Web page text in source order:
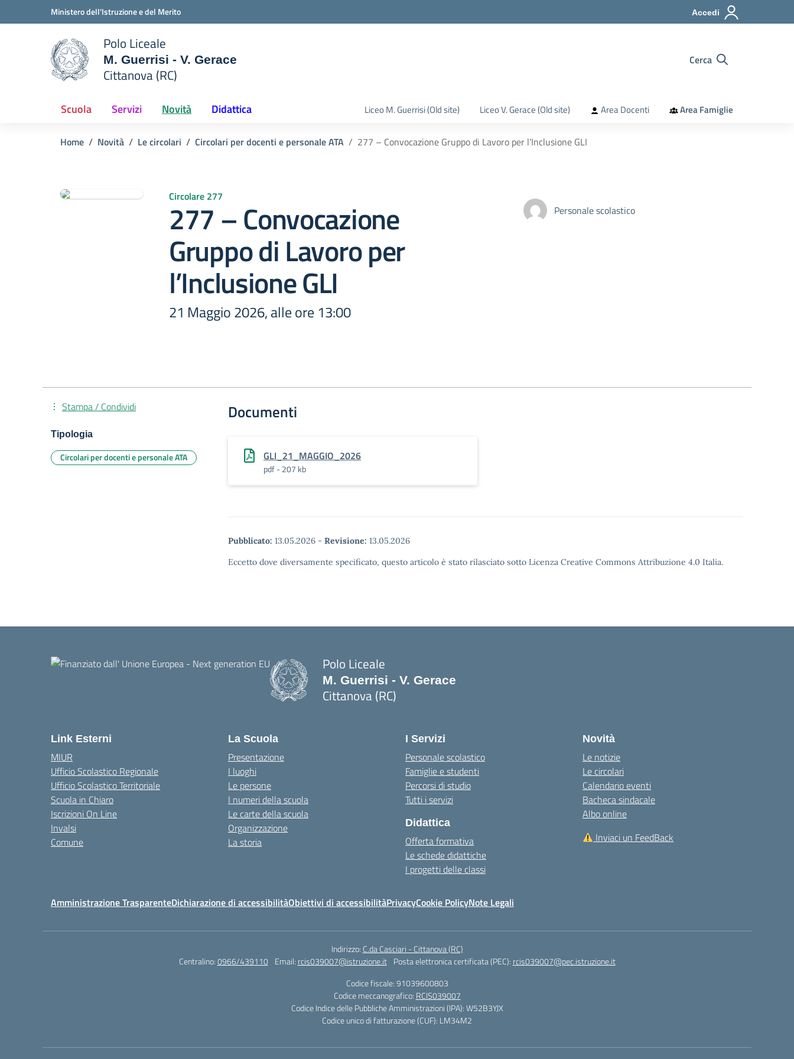
Vai ai contenuti
Vai al menu di navigazioneMinistero dell'Istruzione e del Merito Accedi
scuola
Polo Liceale
M. Guerrisi - V. Gerace
Cittanova (RC)
Cerca
Scuola Servizi Novità Didattica Liceo M. Guerrisi (Old site) Liceo V. Gerace (Old site) Area Docenti Area Famiglie
Home Novità Le circolari Circolari per docenti e personale ATA 277 – Convocazione Gruppo di Lavoro per l’Inclusione GLI
Circolare 277
277 – Convocazione
Gruppo di Lavoro per
l’Inclusione GLI
21 Maggio 2026, alle ore 13:00
Personale scolastico
Documenti
GLI_21_MAGGIO_2026
pdf - 207 kb
Pubblicato: 13.05.2026 - Revisione: 13.05.2026
Eccetto dove diversamente specificato, questo articolo è stato rilasciato sotto Licenza Creative Commons Attribuzione 4.0 Italia.
Stampa / Condividi
Tipologia
Circolari per docenti e personale ATA
Polo Liceale
M. Guerrisi - V. Gerace
Cittanova (RC)
Link Esterni
MIUR
Ufficio Scolastico Regionale
Ufficio Scolastico Territoriale
Scuola in Chiaro
Iscrizioni On Line
Invalsi
Comune
La Scuola
Presentazione
I luoghi
Le persone
I numeri della scuola
Le carte della scuola
Organizzazione
La storia
I Servizi
Personale scolastico
Famiglie e studenti
Percorsi di studio
Tutti i servizi
Didattica
Offerta formativa
Le schede didattiche
I progetti delle classi
Novità
Le notizie
Le circolari
Calendario eventi
Bacheca sindacale
Albo online
Inviaci un FeedBack
Amministrazione TrasparenteDichiarazione di accessibilitàObiettivi di accessibilitàPrivacyCookie PolicyNote Legali
Indirizzo: C.da Casciari - Cittanova (RC)
Centralino:0966/439110 Email: rcis039007@istruzione.it Posta elettronica certificata (PEC): rcis039007@pec.istruzione.it
Codice fiscale: 91039600803
Codice meccanografico: RCIS039007
Codice Indice delle Pubbliche Amministrazioni (IPA): W52B3YJX
Codice unico di fatturazione (CUF): LM34M2